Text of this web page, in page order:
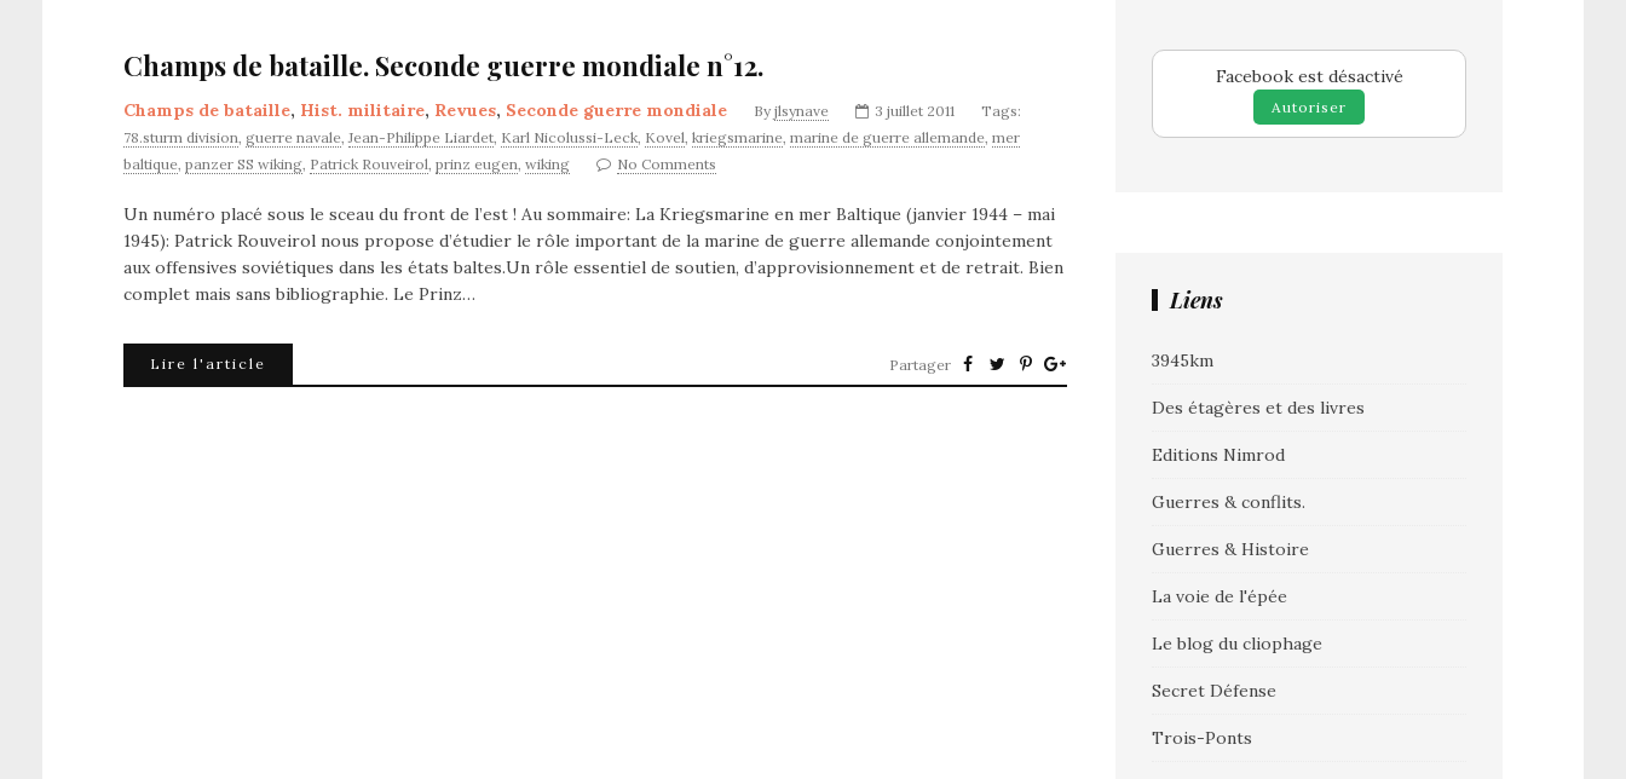
Champs de bataille. Seconde guerre mondiale n°12.
Champs de bataille, Hist. militaire, Revues, Seconde guerre mondiale By jlsynave 3 juillet 2011
Tags:
78.sturm division, guerre navale,Jean-Philippe Liardet, Karl Nicolussi-Leck, Kovel, kriegsmarine, marine de guerre allemande, mer
baltique, panzer SS wiking, Patrick Rouveirol, prinz eugen, wiking No Comments
Un numéro placé sous le sceau du front de l’est ! Au sommaire: La Kriegsmarine en mer Baltique (janvier 1944 – mai
1945): Patrick Rouveirol nous propose d’étudier le rôle important de la marine de guerre allemande conjointement
aux offensives soviétiques dans les états baltes.Un rôle essentiel de soutien, d’approvisionnement et de retrait. Bien
complet mais sans bibliographie. Le Prinz…
Lire l'article Partager
Facebook est désactivé
Autoriser
Liens
3945km
Des étagères et des livres
Editions Nimrod
Guerres & conflits.
Guerres & Histoire
La voie de l'épée
Le blog du cliophage
Secret Défense
Trois-Ponts